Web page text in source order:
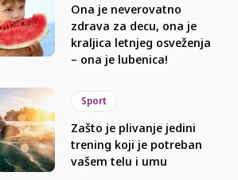
Ona je neverovatno
zdrava za decu, ona je
kraljica letnjeg osveženja
– ona je lubenica!
Sport
Zašto je plivanje jedini
trening koji je potreban
vašem telu i umu